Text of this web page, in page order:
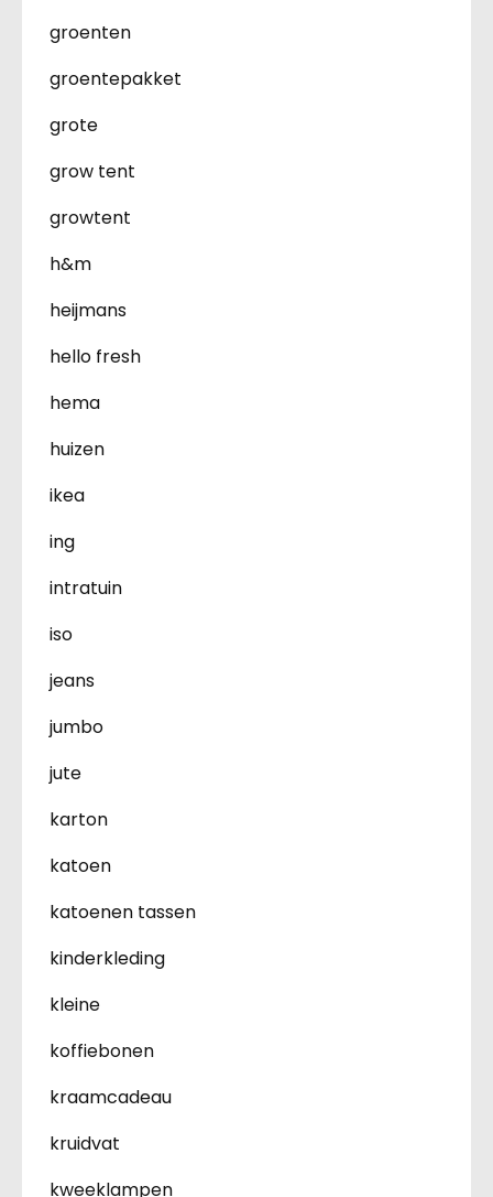
groenten
groentepakket
grote
grow tent
growtent
h&m
heijmans
hello fresh
hema
huizen
ikea
ing
intratuin
iso
jeans
jumbo
jute
karton
katoen
katoenen tassen
kinderkleding
kleine
koffiebonen
kraamcadeau
kruidvat
kweeklampen